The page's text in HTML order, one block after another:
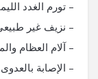
– تورم الغدد
– نزيف غير
– آلام العظام
– الإصابة